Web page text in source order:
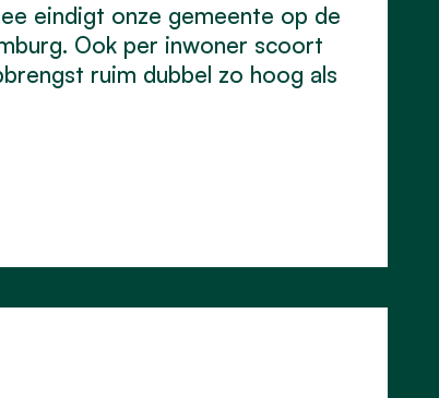
eindigt onze gemeente op de
Ook per inwoner scoort
ruim dubbel zo hoog als